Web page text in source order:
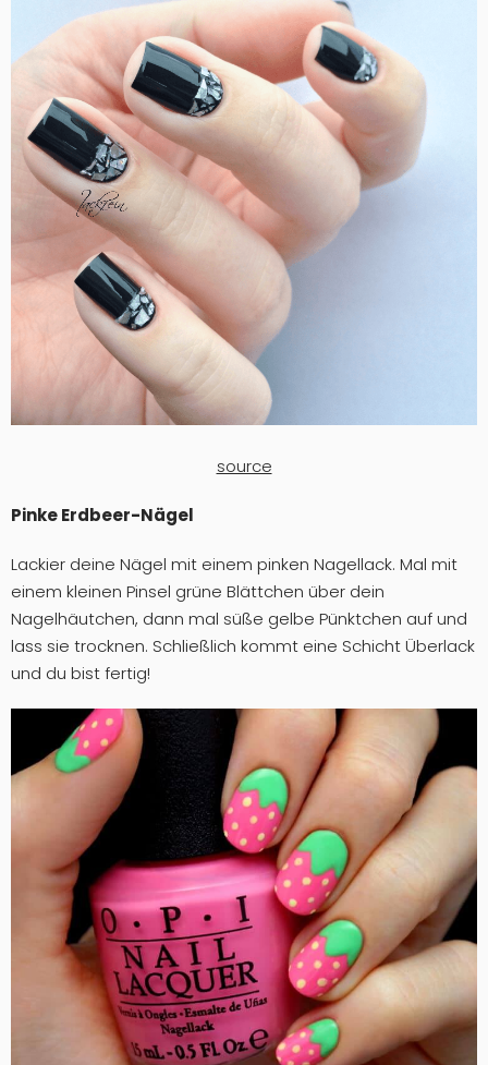
source
Pinke Erdbeer-Nägel
Lackier deine Nägel mit einem pinken Nagellack. Mal mit
einem kleinen Pinsel grüne Blättchen über dein
Nagelhäutchen, dann mal süße gelbe Pünktchen auf und
lass sie trocknen. Schließlich kommt eine Schicht Überlack
und du bist fertig!